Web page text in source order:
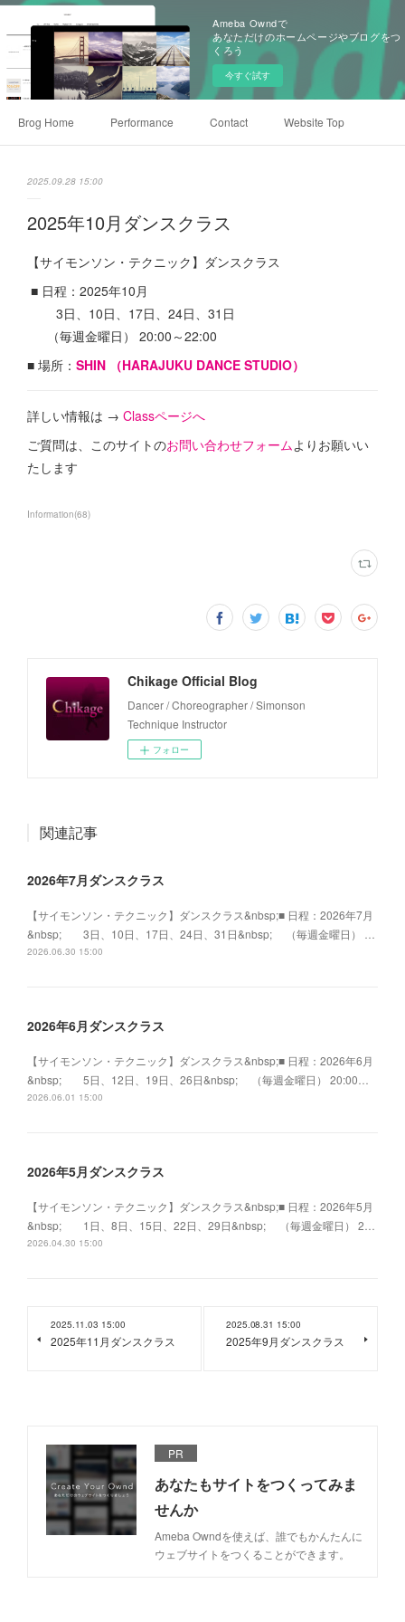
Ameba Owndで
あなただけのホームページやブログをつ
くろう
今すぐ試す
Brog Home Performance Contact Website Top
2025.09.28 15:00
2025年10月ダンスクラス
【サイモンソン・テクニック】ダンスクラス
■ 日程：2025年10月
3日、10日、17日、24日、31日
（毎週金曜日） 20:00～22:00
■ 場所： SHIN （HARAJUKU DANCE STUDIO）
詳しい情報は → Classページへ
ご質問は、このサイトのお問い合わせフォームよりお願いい
たします
Information(68)
Chikage Official Blog
Dancer / Choreographer / Simonson
Technique Instructor
フォロー
関連記事
2026年7月ダンスクラス
【サイモンソン・テクニック】ダンスクラス&nbsp;■ 日程：2026年7月
&nbsp; 3日、10日、17日、24日、31日&nbsp; （毎週金曜日） …
2026.06.30 15:00
2026年6月ダンスクラス
【サイモンソン・テクニック】ダンスクラス&nbsp;■ 日程：2026年6月
&nbsp; 5日、12日、19日、26日&nbsp; （毎週金曜日） 20:00…
2026.06.01 15:00
2026年5月ダンスクラス
【サイモンソン・テクニック】ダンスクラス&nbsp;■ 日程：2026年5月
&nbsp; 1日、8日、15日、22日、29日&nbsp; （毎週金曜日） 2…
2026.04.30 15:00
2025.11.03 15:00
2025年11月ダンスクラス
2025.08.31 15:00
2025年9月ダンスクラス
PR
あなたもサイトをつくってみま
せんか
Ameba Owndを使えば、誰でもかんたんに
ウェブサイトをつくることができます。